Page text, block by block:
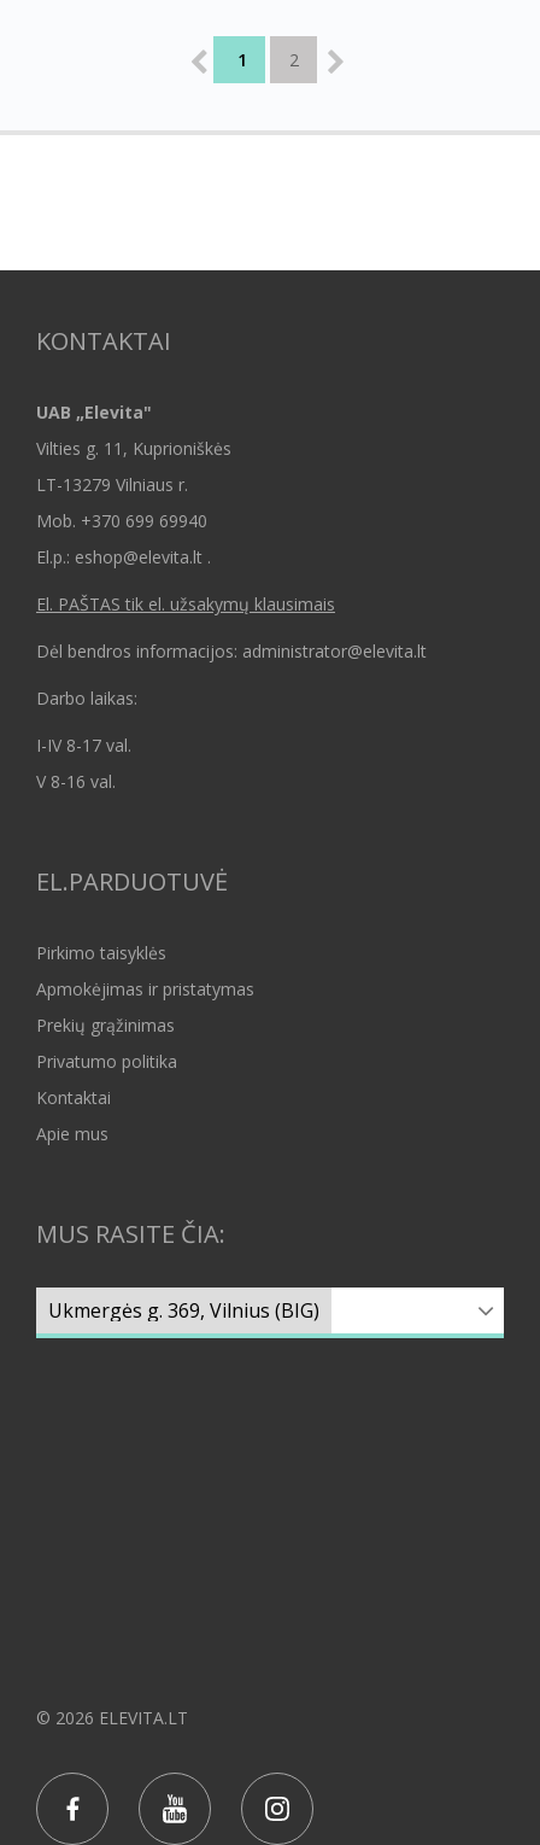
1 2
KONTAKTAI
UAB „Elevita"
Vilties g. 11, Kuprioniškės
LT-13279 Vilniaus r.
Mob. +370 699 69940
El.p.: eshop@elevita.lt .
El. PAŠTAS tik el. užsakymų klausimais
Dėl bendros informacijos: administrator@elevita.lt
Darbo laikas:
I-IV 8-17 val.
V 8-16 val.
EL.PARDUOTUVĖ
Pirkimo taisyklės
Apmokėjimas ir pristatymas
Prekių grąžinimas
Privatumo politika
Kontaktai
Apie mus
MUS RASITE ČIA:
© 2026 ELEVITA.LT